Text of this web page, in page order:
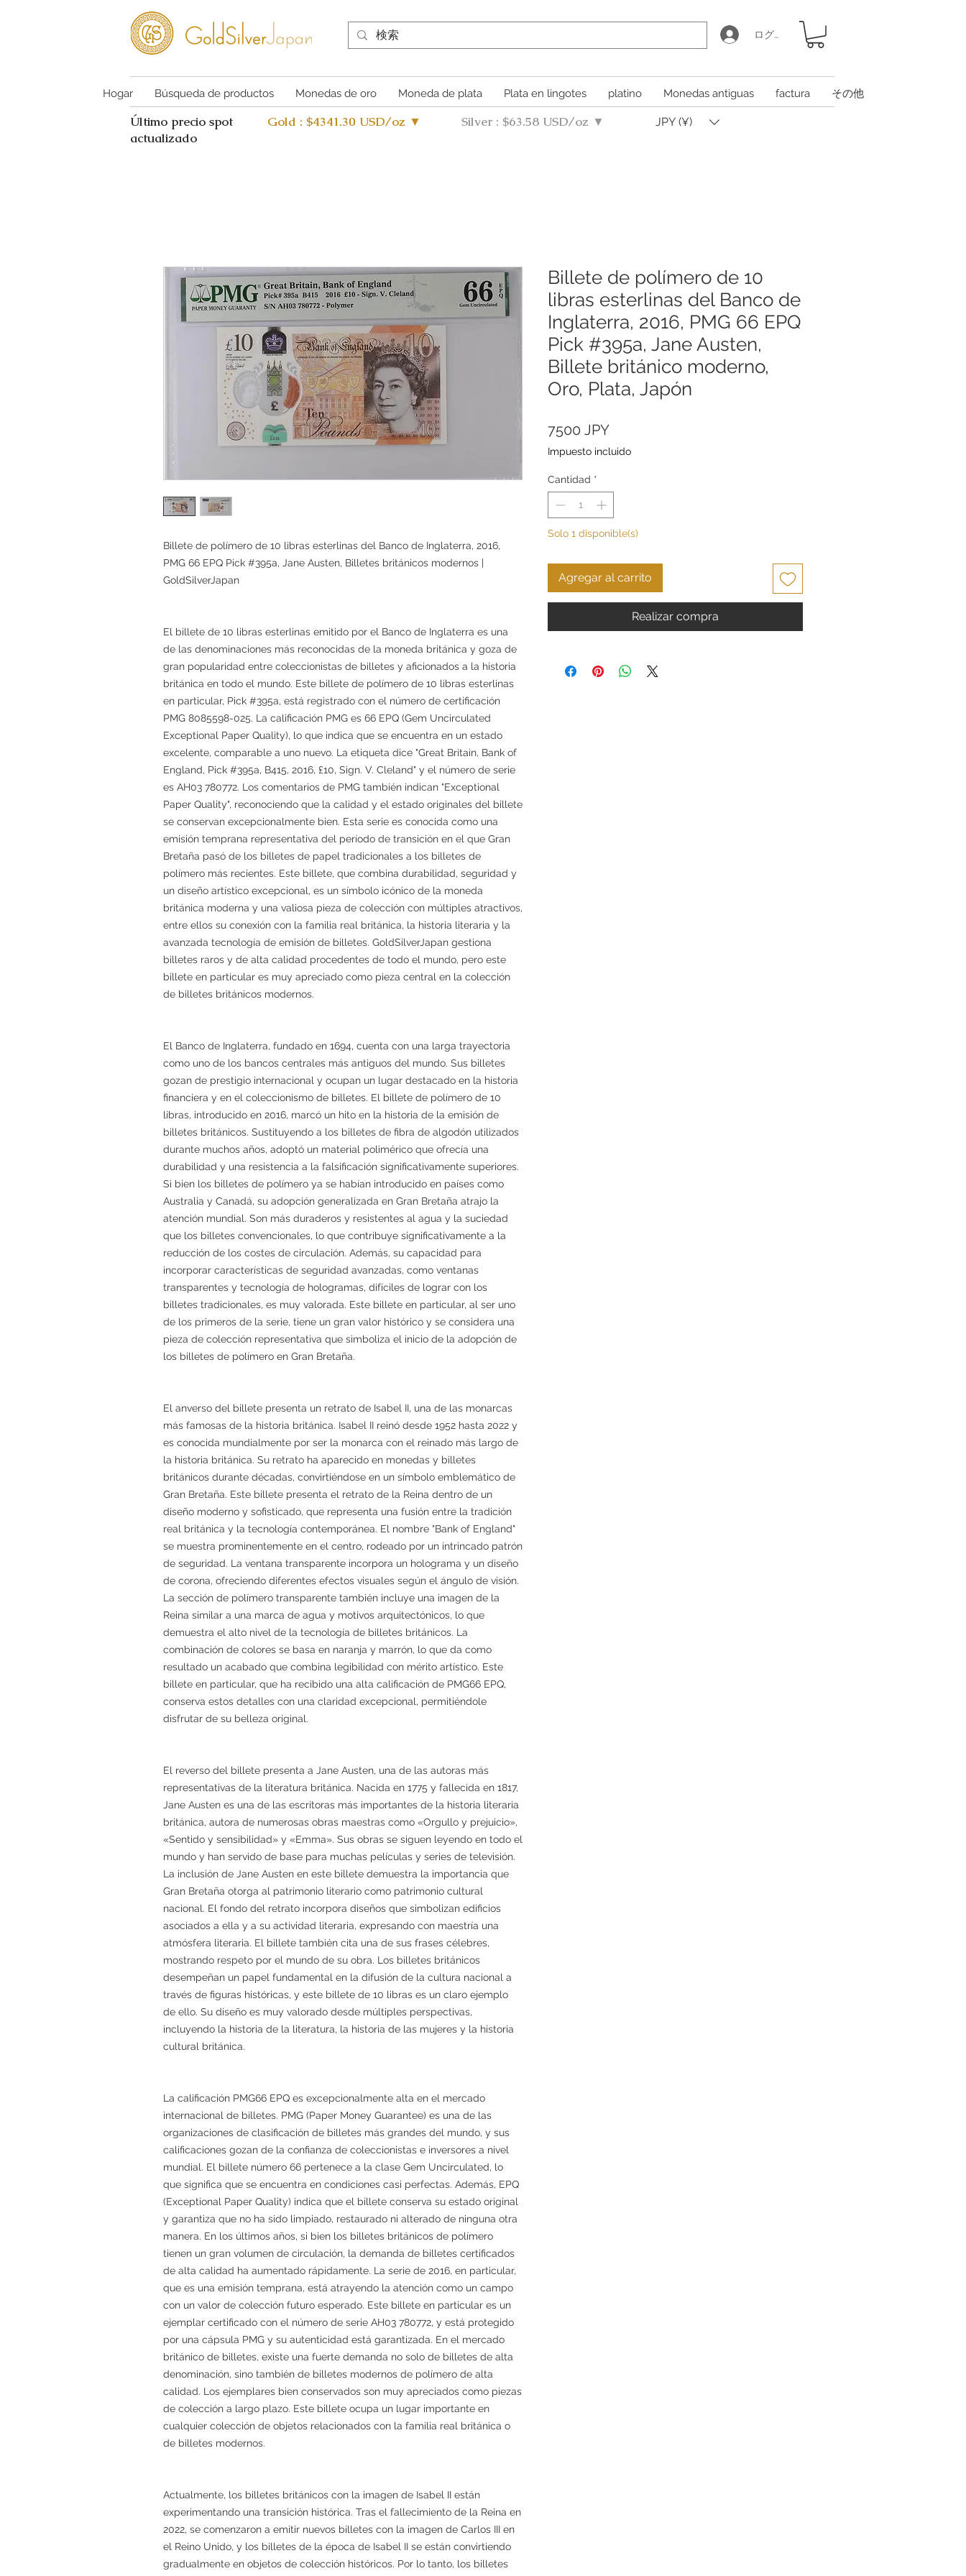
ログイン
Hogar Búsqueda de productos Monedas de oro Moneda de plata Plata en lingotes platino Monedas antiguas factura その他
Último precio spot
actualizado
Gold : $4341.30 USD/oz ▼ Silver : $63.58 USD/oz ▼ JPY (¥)
Billete de polímero de 10 libras esterlinas del Banco de Inglaterra, 2016,
PMG 66 EPQ Pick #395a, Jane Austen, Billetes británicos modernos |
GoldSilverJapan
El billete de 10 libras esterlinas emitido por el Banco de Inglaterra es una
de las denominaciones más reconocidas de la moneda británica y goza de
gran popularidad entre coleccionistas de billetes y aficionados a la historia
británica en todo el mundo. Este billete de polímero de 10 libras esterlinas
en particular, Pick #395a, está registrado con el número de certificación
PMG 8085598-025. La calificación PMG es 66 EPQ (Gem Uncirculated
Exceptional Paper Quality), lo que indica que se encuentra en un estado
excelente, comparable a uno nuevo. La etiqueta dice "Great Britain, Bank of
England, Pick #395a, B415, 2016, £10, Sign. V. Cleland" y el número de serie
es AH03 780772. Los comentarios de PMG también indican "Exceptional
Paper Quality", reconociendo que la calidad y el estado originales del billete
se conservan excepcionalmente bien. Esta serie es conocida como una
emisión temprana representativa del período de transición en el que Gran
Bretaña pasó de los billetes de papel tradicionales a los billetes de
polímero más recientes. Este billete, que combina durabilidad, seguridad y
un diseño artístico excepcional, es un símbolo icónico de la moneda
británica moderna y una valiosa pieza de colección con múltiples atractivos,
entre ellos su conexión con la familia real británica, la historia literaria y la
avanzada tecnología de emisión de billetes. GoldSilverJapan gestiona
billetes raros y de alta calidad procedentes de todo el mundo, pero este
billete en particular es muy apreciado como pieza central en la colección
de billetes británicos modernos.
El Banco de Inglaterra, fundado en 1694, cuenta con una larga trayectoria
como uno de los bancos centrales más antiguos del mundo. Sus billetes
gozan de prestigio internacional y ocupan un lugar destacado en la historia
financiera y en el coleccionismo de billetes. El billete de polímero de 10
libras, introducido en 2016, marcó un hito en la historia de la emisión de
billetes británicos. Sustituyendo a los billetes de fibra de algodón utilizados
durante muchos años, adoptó un material polimérico que ofrecía una
durabilidad y una resistencia a la falsificación significativamente superiores.
Si bien los billetes de polímero ya se habían introducido en países como
Australia y Canadá, su adopción generalizada en Gran Bretaña atrajo la
atención mundial. Son más duraderos y resistentes al agua y la suciedad
que los billetes convencionales, lo que contribuye significativamente a la
reducción de los costes de circulación. Además, su capacidad para
incorporar características de seguridad avanzadas, como ventanas
transparentes y tecnología de hologramas, difíciles de lograr con los
billetes tradicionales, es muy valorada. Este billete en particular, al ser uno
de los primeros de la serie, tiene un gran valor histórico y se considera una
pieza de colección representativa que simboliza el inicio de la adopción de
los billetes de polímero en Gran Bretaña.
El anverso del billete presenta un retrato de Isabel II, una de las monarcas
más famosas de la historia británica. Isabel II reinó desde 1952 hasta 2022 y
es conocida mundialmente por ser la monarca con el reinado más largo de
la historia británica. Su retrato ha aparecido en monedas y billetes
británicos durante décadas, convirtiéndose en un símbolo emblemático de
Gran Bretaña. Este billete presenta el retrato de la Reina dentro de un
diseño moderno y sofisticado, que representa una fusión entre la tradición
real británica y la tecnología contemporánea. El nombre "Bank of England"
se muestra prominentemente en el centro, rodeado por un intrincado patrón
de seguridad. La ventana transparente incorpora un holograma y un diseño
de corona, ofreciendo diferentes efectos visuales según el ángulo de visión.
La sección de polímero transparente también incluye una imagen de la
Reina similar a una marca de agua y motivos arquitectónicos, lo que
demuestra el alto nivel de la tecnología de billetes británicos. La
combinación de colores se basa en naranja y marrón, lo que da como
resultado un acabado que combina legibilidad con mérito artístico. Este
billete en particular, que ha recibido una alta calificación de PMG66 EPQ,
conserva estos detalles con una claridad excepcional, permitiéndole
disfrutar de su belleza original.
El reverso del billete presenta a Jane Austen, una de las autoras más
representativas de la literatura británica. Nacida en 1775 y fallecida en 1817,
Jane Austen es una de las escritoras más importantes de la historia literaria
británica, autora de numerosas obras maestras como «Orgullo y prejuicio»,
«Sentido y sensibilidad» y «Emma». Sus obras se siguen leyendo en todo el
mundo y han servido de base para muchas películas y series de televisión.
La inclusión de Jane Austen en este billete demuestra la importancia que
Gran Bretaña otorga al patrimonio literario como patrimonio cultural
nacional. El fondo del retrato incorpora diseños que simbolizan edificios
asociados a ella y a su actividad literaria, expresando con maestría una
atmósfera literaria. El billete también cita una de sus frases célebres,
mostrando respeto por el mundo de su obra. Los billetes británicos
desempeñan un papel fundamental en la difusión de la cultura nacional a
través de figuras históricas, y este billete de 10 libras es un claro ejemplo
de ello. Su diseño es muy valorado desde múltiples perspectivas,
incluyendo la historia de la literatura, la historia de las mujeres y la historia
cultural británica.
La calificación PMG66 EPQ es excepcionalmente alta en el mercado
internacional de billetes. PMG (Paper Money Guarantee) es una de las
organizaciones de clasificación de billetes más grandes del mundo, y sus
calificaciones gozan de la confianza de coleccionistas e inversores a nivel
mundial. El billete número 66 pertenece a la clase Gem Uncirculated, lo
que significa que se encuentra en condiciones casi perfectas. Además, EPQ
(Exceptional Paper Quality) indica que el billete conserva su estado original
y garantiza que no ha sido limpiado, restaurado ni alterado de ninguna otra
manera. En los últimos años, si bien los billetes británicos de polímero
tienen un gran volumen de circulación, la demanda de billetes certificados
de alta calidad ha aumentado rápidamente. La serie de 2016, en particular,
que es una emisión temprana, está atrayendo la atención como un campo
con un valor de colección futuro esperado. Este billete en particular es un
ejemplar certificado con el número de serie AH03 780772, y está protegido
por una cápsula PMG y su autenticidad está garantizada. En el mercado
británico de billetes, existe una fuerte demanda no solo de billetes de alta
denominación, sino también de billetes modernos de polímero de alta
calidad. Los ejemplares bien conservados son muy apreciados como piezas
de colección a largo plazo. Este billete ocupa un lugar importante en
cualquier colección de objetos relacionados con la familia real británica o
de billetes modernos.
Actualmente, los billetes británicos con la imagen de Isabel II están
experimentando una transición histórica. Tras el fallecimiento de la Reina en
2022, se comenzaron a emitir nuevos billetes con la imagen de Carlos III en
el Reino Unido, y los billetes de la época de Isabel II se están convirtiendo
gradualmente en objetos de colección históricos. Por lo tanto, los billetes
Billete de polímero de 10
libras esterlinas del Banco de
Inglaterra, 2016, PMG 66 EPQ
Pick #395a, Jane Austen,
Billete británico moderno,
Oro, Plata, Japón
7500 JPYPrecio
Impuesto incluido
Cantidad *
Solo 1 disponible(s)
Agregar al carrito
Realizar compra